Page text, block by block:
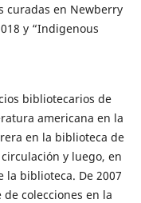
curadas en Newberry
y “Indigenous
bibliotecarios de
americana en la
en la biblioteca de
y luego, en
la biblioteca. De 2007
colecciones en la